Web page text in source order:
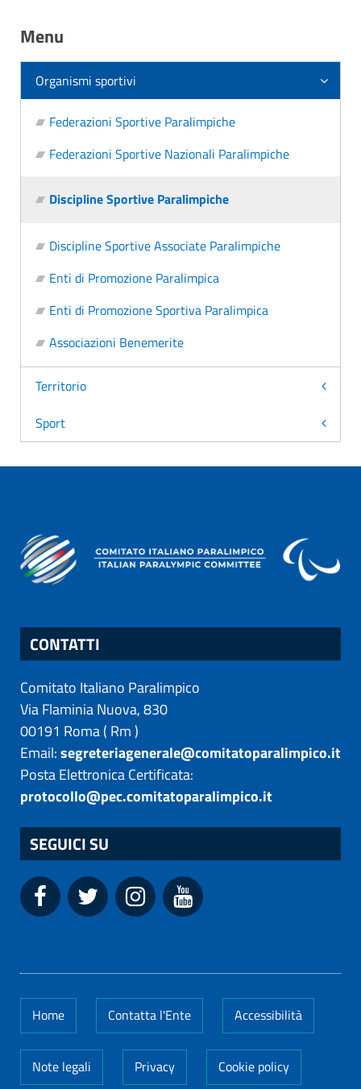
Menu
Organismi sportivi
Federazioni Sportive Paralimpiche
Federazioni Sportive Nazionali Paralimpiche
Discipline Sportive Paralimpiche
Discipline Sportive Associate Paralimpiche
Enti di Promozione Paralimpica
Enti di Promozione Sportiva Paralimpica
Associazioni Benemerite
Territorio
Sport
CONTATTI
Comitato Italiano Paralimpico
Via Flaminia Nuova, 830
00191 Roma( Rm)
Email:segreteriagenerale@comitatoparalimpico.it
Posta Elettronica Certificata:
protocollo@pec.comitatoparalimpico.it
SEGUICI SU
Home Contatta l'Ente Accessibilità
Note legali Privacy Cookie policy